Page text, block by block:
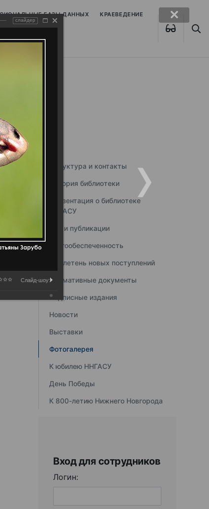
БАЗЫ ДАННЫХ КРАЕВЕДЕНИЕ
Структура и контакты
История библиотеки
Презентация о библиотеке
ННГАСУ
Наши публикации
Книгообеспеченность
Бюллетень новых поступлений
Нормативные документы
Подписные издания
Новости
Выставки
Фотогалерея
К юбилею ННГАСУ
День Победы
К 800-летию Нижнего Новгорода
Вход для сотрудников
Логин:
слайдер
Слайд-шоу: